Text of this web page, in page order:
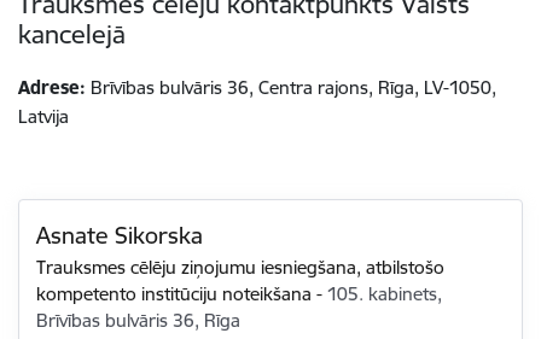
kancelejā
Adrese: Brīvības bulvāris 36, Centra rajons, Rīga, LV-1050,
Latvija
Asnate Sikorska
Trauksmes cēlēju ziņojumu iesniegšana, atbilstošo
kompetento institūciju noteikšana -105. kabinets,
Brīvības bulvāris 36, Rīga